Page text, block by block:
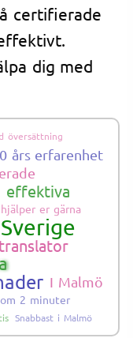
certifierade
dig med
översättning
års erfarenhet
effektiva
er gärna
I Malmö
2 minuter
Snabbast i Malmö